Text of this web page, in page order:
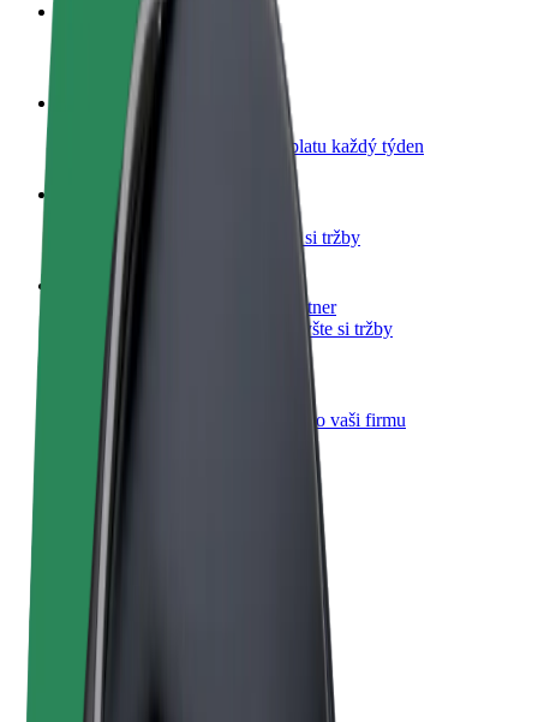
Staňte se řidičem
Vydělávejte podle sebe
Staňte se kurýrem
Doručujte jídlo a dostávejte výplatu každý týden
Přidejte restauraci nebo obchod
Oslovte více zákazníků a zvyšte si tržby
Zaregistrujte se jako flotilový partner
Přidejte svou flotilu k Boltu a zvyšte si tržby
Bolt for Business
Produkty a služby Boltu přesně pro vaši firmu
Obchodní podmínky
Soukromí
Cookies
© 2026 Bolt Technology OÜ